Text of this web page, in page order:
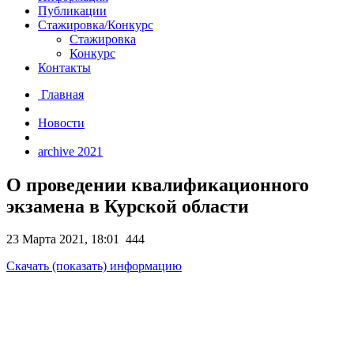
Публикации
Стажировка/Конкурс
Стажировка
Конкурс
Контакты
Главная
Новости
archive 2021
О проведении квалификационного
экзамена в Курской области
23 Марта 2021, 18:01 444
Скачать (показать) информацию